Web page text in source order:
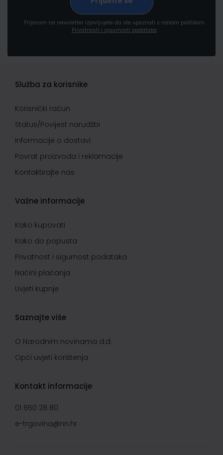
Prijavom na newsletter izjavljujete da ste upoznati s našom politikom
Privatnosti i sigurnosti podataka
Služba za korisnike
Korisnički račun
Status/Povijest narudžbi
Informacije o dostavi
Povrat proizvoda i reklamacije
Kontaktirajte nas
Važne informacije
Kako kupovati
Kako do popusta
Privatnost i sigurnost podataka
Načini plaćanja
Uvjeti kupnje
Saznajte više
O Narodnim novinama d.d.
Opći uvjeti korištenja
Kontakt informacije
01 650 28 80
e-trgovina@nn.hr